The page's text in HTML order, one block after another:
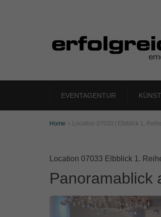
EVENTAGENTUR
Home  Location 07033 | Elbblick 1.
Location 07033 Elbblick 1.
Panoramablick